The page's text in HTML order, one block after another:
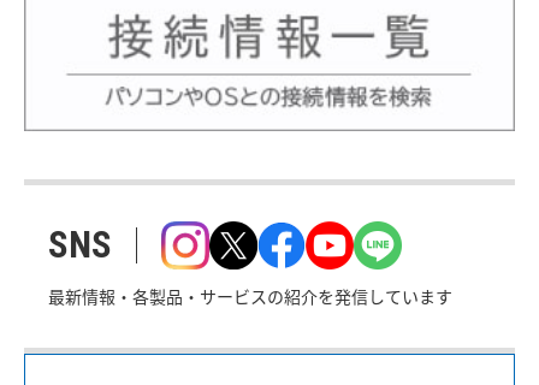
SNS
最新情報・各製品・サービスの紹介を発信しています